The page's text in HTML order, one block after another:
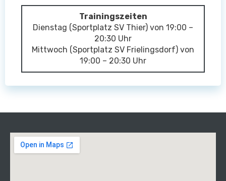
Trainingszeiten
Dienstag (Sportplatz SV Thier) von 19:00 –
20:30 Uhr
Mittwoch (Sportplatz SV Frielingsdorf) von
19:00 – 20:30 Uhr